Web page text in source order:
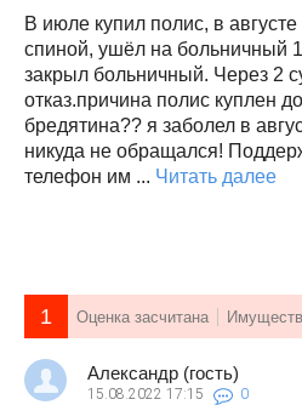
В июле купил полис, в
спиной, ушёл на больничный
закрыл больничный. Через 2
отказ.причина полис куплен
бредятина?? я заболел в
никуда не обращался!
телефон им ... Читать далее
1 Оценка засчитана
Александр (гость)
15.08.2022 17:15 0